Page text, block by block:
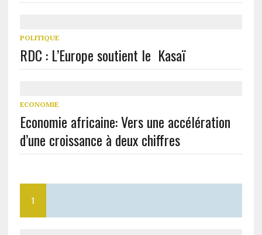
POLITIQUE
RDC : L’Europe soutient le Kasaï
ECONOMIE
Economie africaine: Vers une accélération
d’une croissance à deux chiffres
1